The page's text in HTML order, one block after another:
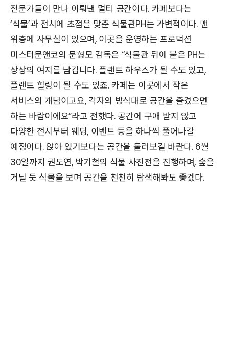
전문가들이 만나 이뤄낸 멀티 공간이다. 카페보다는
‘식물’과 전시에 초점을 맞춘 식물관PH는 가변적이다. 맨
위층에 사무실이 있으며, 이곳을 운영하는 프로덕션
미스터문앤코의 문형모 감독은 “식물관 뒤에 붙은 PH는
상상의 여지를 남깁니다. 플랜트 하우스가 될 수도 있고,
플랜트 힐링이 될 수도 있죠. 카페는 이곳에서 작은
서비스의 개념이고요, 각자의 방식대로 공간을 즐겼으면
하는 바람이에요”라고 전했다. 공간에 구애 받지 않고
다양한 전시부터 웨딩, 이벤트 등을 하나씩 풀어나갈
예정이다. 앉아 있기보다는 공간을 둘러보길 바란다. 6월
30일까지 권도연, 박기철의 식물 사진전을 진행하며, 숲을
거닐 듯 식물을 보며 공간을 천천히 탐색해봐도 좋겠다.